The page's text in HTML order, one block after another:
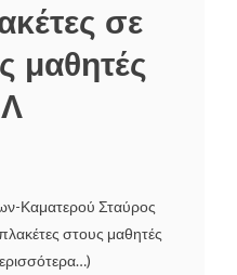
σε
μαθητές
Καματερού Σταύρος
στους μαθητές